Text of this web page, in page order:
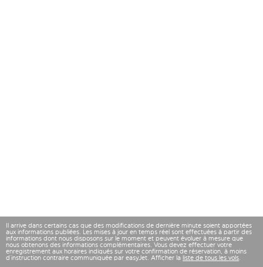
Il arrive dans certains cas que des modifications de dernière minute soient apportées
aux informations publiées. Les mises à jour en temps réel sont effectuées à partir des
informations dont nous disposons sur le moment et peuvent évoluer à mesure que
nous obtenons des informations complémentaires. Vous devez effectuer votre
enregistrement aux horaires indiqués sur votre confirmation de réservation, à moins
d’instruction contraire communiquée par easyJet. Afficher la liste de tous les vols.